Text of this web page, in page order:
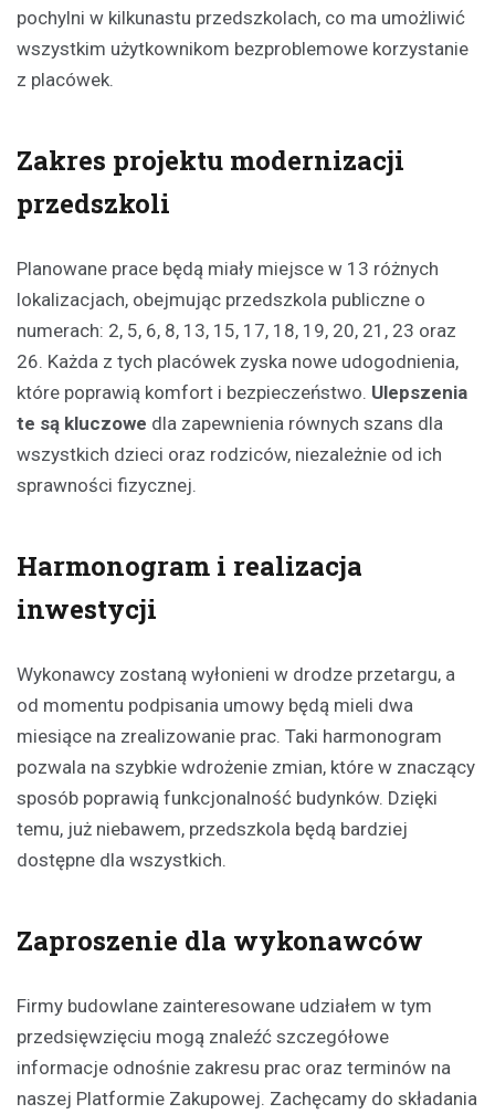
pochylni w kilkunastu przedszkolach, co ma umożliwić
wszystkim użytkownikom bezproblemowe korzystanie
z placówek.
Zakres projektu modernizacji
przedszkoli
Planowane prace będą miały miejsce w 13 różnych
lokalizacjach, obejmując przedszkola publiczne o
numerach: 2, 5, 6, 8, 13, 15, 17, 18, 19, 20, 21, 23 oraz
26. Każda z tych placówek zyska nowe udogodnienia,
które poprawią komfort i bezpieczeństwo. Ulepszenia
te są kluczowe dla zapewnienia równych szans dla
wszystkich dzieci oraz rodziców, niezależnie od ich
sprawności fizycznej.
Harmonogram i realizacja
inwestycji
Wykonawcy zostaną wyłonieni w drodze przetargu, a
od momentu podpisania umowy będą mieli dwa
miesiące na zrealizowanie prac. Taki harmonogram
pozwala na szybkie wdrożenie zmian, które w znaczący
sposób poprawią funkcjonalność budynków. Dzięki
temu, już niebawem, przedszkola będą bardziej
dostępne dla wszystkich.
Zaproszenie dla wykonawców
Firmy budowlane zainteresowane udziałem w tym
przedsięwzięciu mogą znaleźć szczegółowe
informacje odnośnie zakresu prac oraz terminów na
naszej Platformie Zakupowej. Zachęcamy do składania